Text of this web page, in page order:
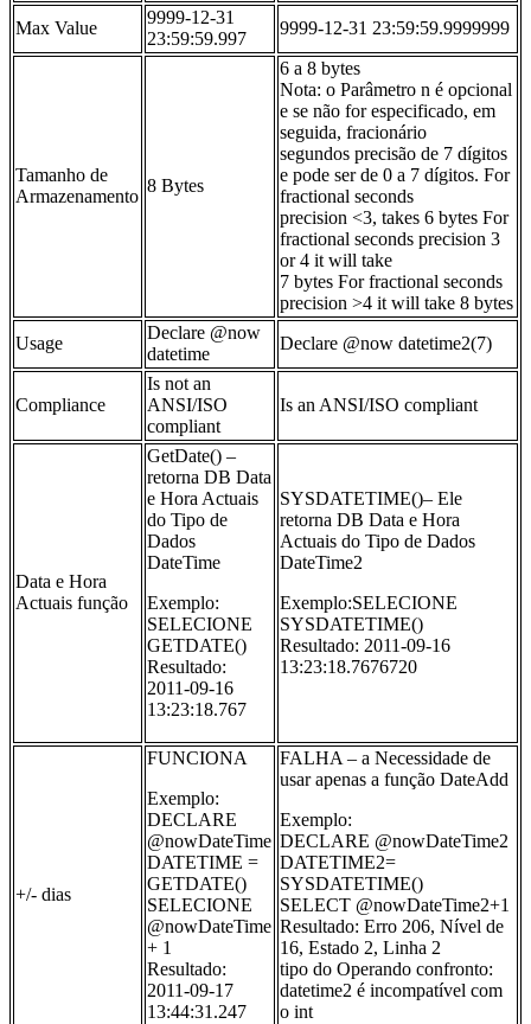
Max Value
9999-12-31
23:59:59.997
9999-12-31 23:59:59.9999999
Tamanho de
Armazenamento
8 Bytes
6 a 8 bytes
Nota: o Parâmetro n é opcional
e se não for especificado, em
seguida, fracionário
segundos precisão de 7 dígitos
e pode ser de 0 a 7 dígitos. For
fractional seconds
precision <3, takes 6 bytes For
fractional seconds precision 3
or 4 it will take
7 bytes For fractional seconds
precision >4 it will take 8 bytes
Usage
Declare @now
datetime
Declare @now datetime2(7)
Compliance
Is not an
ANSI/ISO
compliant
Is an ANSI/ISO compliant
Data e Hora
Actuais função
GetDate() –
retorna DB Data
e Hora Actuais
do Tipo de
Dados
DateTime
Exemplo:
SELECIONE
GETDATE()
Resultado:
2011-09-16
13:23:18.767
SYSDATETIME()– Ele
retorna DB Data e Hora
Actuais do Tipo de Dados
DateTime2
Exemplo:SELECIONE
SYSDATETIME()
Resultado: 2011-09-16
13:23:18.7676720
+/- dias
FUNCIONA
Exemplo:
DECLARE
@nowDateTime
DATETIME =
GETDATE()
SELECIONE
@nowDateTime
+ 1
Resultado:
2011-09-17
13:44:31.247
FALHA – a Necessidade de
usar apenas a função DateAdd
Exemplo:
DECLARE @nowDateTime2
DATETIME2=
SYSDATETIME()
SELECT @nowDateTime2+1
Resultado: Erro 206, Nível de
16, Estado 2, Linha 2
tipo do Operando confronto:
datetime2 é incompatível com
o int